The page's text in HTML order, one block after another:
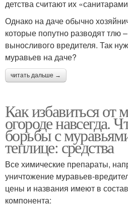
детства считают их
Однако на даче обычно
которые попутно разводят тлю
выносливого вредителя. Так
муравьев на даче?
читать дальше →
Как избавиться от
огороде навсегда.
борьбы с
теплице: средства
Все химические препараты,
уничтожение муравьев-
цены и названия имеют в
компонента: